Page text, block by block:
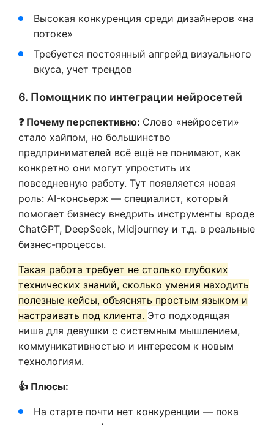
Высокая конкуренция среди дизайнеров «на
потоке»
Требуется постоянный апгрейд визуального
вкуса, учет трендов
6. Помощник по интеграции нейросетей
❓ Почему перспективно: Слово «нейросети»
стало хайпом, но большинство
предпринимателей всё ещё не понимают, как
конкретно они могут упростить их
повседневную работу. Тут появляется новая
роль: AI-консьерж — специалист, который
помогает бизнесу внедрить инструменты вроде
ChatGPT, DeepSeek, Midjourney и т.д. в реальные
бизнес-процессы.
Такая работа требует не столько глубоких
технических знаний, сколько умения находить
полезные кейсы, объяснять простым языком и
настраивать под клиента. Это подходящая
ниша для девушки с системным мышлением,
коммуникативностью и интересом к новым
технологиям.
👍 Плюсы:
На старте почти нет конкуренции — пока